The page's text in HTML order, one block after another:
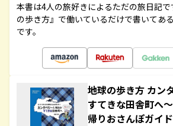
本書は4人の旅好きによるただの旅日記
の歩き方』で働いているだけで書いてあ
です。
地球の歩き方 カン
すてきな田舎町へ
帰りおさんぽガイ